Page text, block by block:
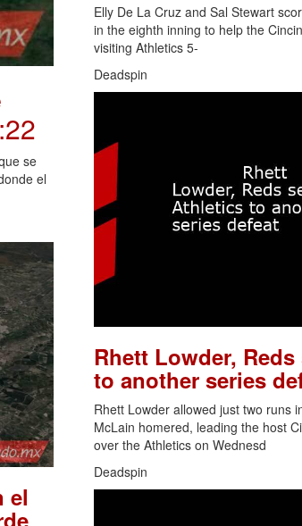
se
el
el
.
Elly De La Cruz and Sal Stewart
in the eighth inning to help the
visiting Athletics 5-
Deadspin
Rhett Lowder,
to another series
Rhett Lowder allowed just two runs
McLain homered, leading the host
over the Athletics on Wednesd
Deadspin